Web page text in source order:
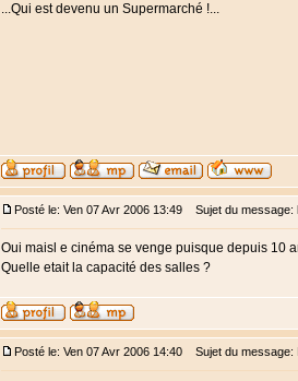
...Qui est devenu un Supermarché !...
Posté le: Ven 07 Avr 2006 13:49 Sujet du message:
Oui maisl e cinéma se venge puisque depuis 10
Quelle etait la capacité des salles ?
Posté le: Ven 07 Avr 2006 14:40 Sujet du message: